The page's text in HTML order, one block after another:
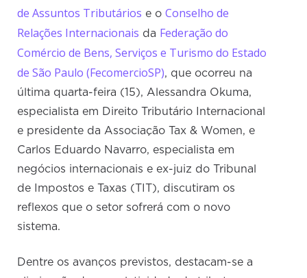
de Assuntos Tributários e oConselho de
Relações Internacionais da Federação do
Comércio de Bens, Serviços e Turismo do Estado
de São Paulo (FecomercioSP), que ocorreu na
última quarta-feira (15), Alessandra Okuma,
especialista em Direito Tributário Internacional
e presidente da Associação Tax & Women, e
Carlos Eduardo Navarro, especialista em
negócios internacionais e ex-juiz do Tribunal
de Impostos e Taxas (TIT), discutiram os
reflexos que o setor sofrerá com o novo
sistema.
Dentre os avanços previstos, destacam-se a